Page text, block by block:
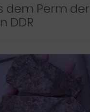
dem Perm der
DDR